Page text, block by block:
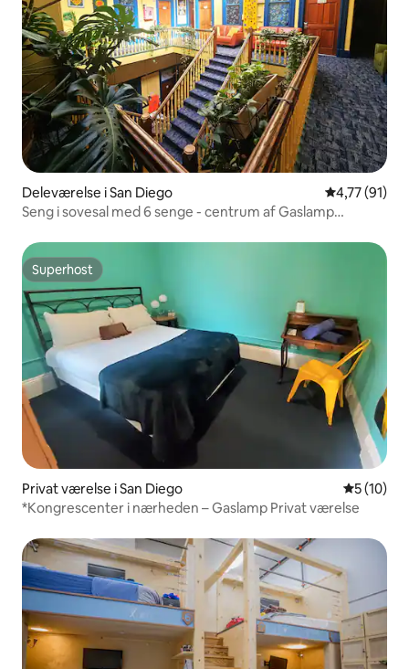
Deleværelse i San Diego 4,77 ud af 5
4,77 (91)
Seng i sovesal med 6 senge - centrum af Gaslamp
Superhost
Superhost
Privat værelse i San Diego 5 ud af 5 i
5 (10)
*Kongrescenter i nærheden – Gaslamp Privat værelse